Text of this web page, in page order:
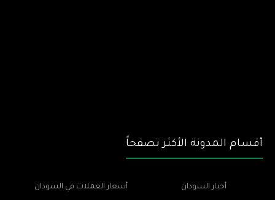
أقسام المدونة الأكثر تصفحاً
أخبار السودان أسعار العملات في السودان